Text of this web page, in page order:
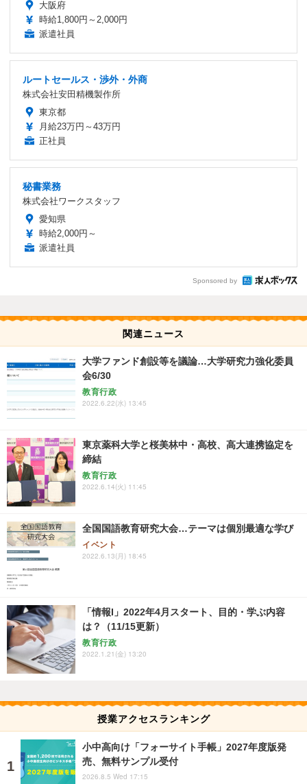
大阪府
時給1,800円～2,000円
派遣社員
ルートセールス・渉外・外商
株式会社安田精機製作所
東京都
月給23万円～43万円
正社員
秘書業務
株式会社ワークスタッフ
愛知県
時給2,000円～
派遣社員
Sponsored by
関連ニュース
大学ファンド創設等を議論…大学研究力強化委員
会6/30
教育行政
2022.6.22(水) 13:45
東京薬科大学と桜美林中・高校、高大連携協定を
締結
教育行政
2022.6.14(火) 11:45
全国国語教育研究大会…テーマは個別最適な学び
イベント
2022.6.13(月) 18:45
「情報I」2022年4月スタート、目的・学ぶ内容
は？（11/15更新）
教育行政
2022.1.21(金) 13:20
授業アクセスランキング
小中高向け「フォーサイト手帳」2027年度版発
売、無料サンプル受付
2026.8.5 Wed 17:15